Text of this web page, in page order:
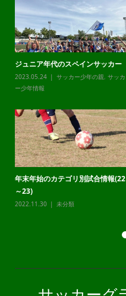
ジュニア年代のスペインサッカー
2023.05.24 サッカー少年の親, サッカ
ー少年情報
年末年始のカテゴリ別試合情報(22
～23)
2022.11.30 未分類